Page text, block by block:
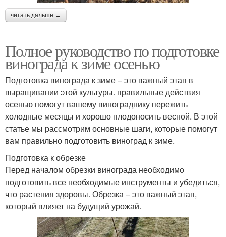
читать дальше →
Полное руководство по подготовке
винограда к зиме осенью
Подготовка винограда к зиме – это важный этап в
выращивании этой культуры. правильные действия
осенью помогут вашему винограднику пережить
холодные месяцы и хорошо плодоносить весной. В этой
статье мы рассмотрим основные шаги, которые помогут
вам правильно подготовить виноград к зиме.
Подготовка к обрезке
Перед началом обрезки винограда необходимо
подготовить все необходимые инструменты и убедиться,
что растения здоровы. Обрезка – это важный этап,
который влияет на будущий урожай.